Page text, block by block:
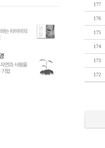
177
176
175
174
173
172